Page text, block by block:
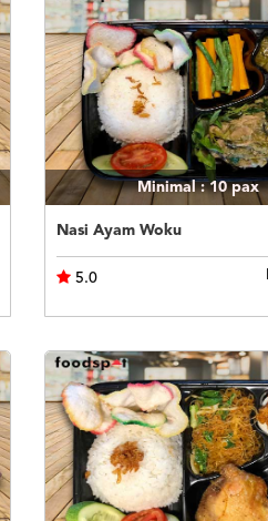
Minimal : 10pax
Nasi Ayam Woku
5.0